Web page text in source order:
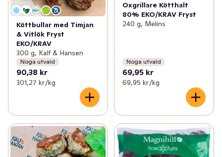
Köttbullar med Timjan
& Vitlök Fryst
EKO/KRAV
300 g, Kalf & Hansen
Noga utvald
90,38 kr
301,27 kr /kg
Oxgrillare Kötthalt
80% EKO/KRAV Fryst
240 g, Melins
Noga utvald
69,95 kr
69,95 kr /kg